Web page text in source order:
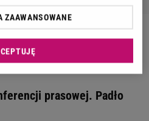
historia Chwalińskiej.
w Roland Garros
prasowej. Padło
ZAAWANSOWANE